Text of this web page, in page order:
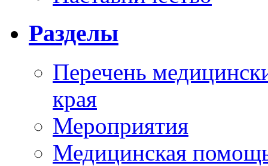
Разделы
Перечень
края
Мероприятия
Медицинская